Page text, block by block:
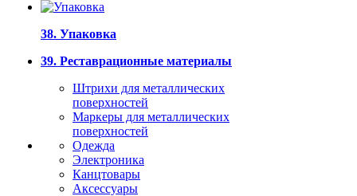
38. Упаковка
39. Реставрационные материалы
Штрихи для металлических
поверхностей
Маркеры для металлических
поверхностей
Одежда
Электроника
Канцтовары
Аксессуары